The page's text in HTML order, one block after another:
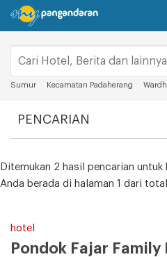
Sumur Kecamatan Padaherang
PENCARIAN
Ditemukan 2 hasil pencarian untuk
Anda berada di halaman 1 dari
hotel
Pondok Fajar Family